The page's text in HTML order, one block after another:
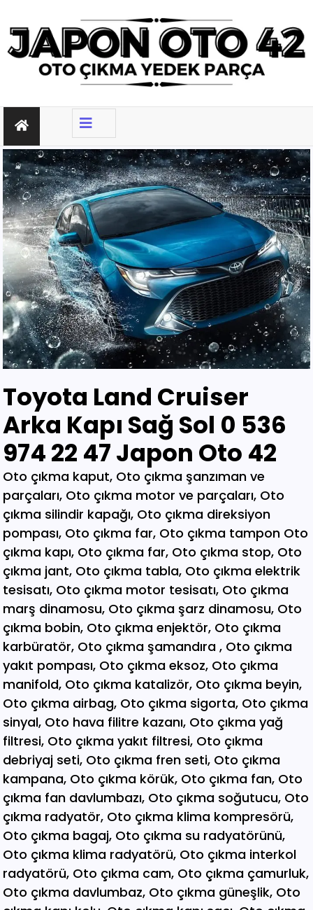
Toyota Land Cruiser
Arka Kapı Sağ Sol 0 536
974 22 47 Japon Oto 42
Oto çıkma kaput, Oto çıkma şanzıman ve parçaları, Oto çıkma motor ve parçaları, Oto çıkma silindir kapağı, Oto çıkma direksiyon pompası, Oto çıkma far, Oto çıkma tampon Oto çıkma kapı, Oto çıkma far, Oto çıkma stop, Oto çıkma jant, Oto çıkma tabla, Oto çıkma elektrik tesisatı, Oto çıkma motor tesisatı, Oto çıkma marş dinamosu, Oto çıkma şarz dinamosu, Oto çıkma bobin, Oto çıkma enjektör, Oto çıkma karbüratör, Oto çıkma şamandıra , Oto çıkma yakıt pompası, Oto çıkma eksoz, Oto çıkma manifold, Oto çıkma katalizör, Oto çıkma beyin, Oto çıkma airbag, Oto çıkma sigorta, Oto çıkma sinyal, Oto hava filitre kazanı, Oto çıkma yağ filtresi, Oto çıkma yakıt filtresi, Oto çıkma debriyaj seti, Oto çıkma fren seti, Oto çıkma kampana, Oto çıkma körük, Oto çıkma fan, Oto çıkma fan davlumbazı, Oto çıkma soğutucu, Oto çıkma radyatör, Oto çıkma klima kompresörü, Oto çıkma bagaj, Oto çıkma su radyatörünü, Oto çıkma klima radyatörü, Oto çıkma interkol radyatörü, Oto çıkma cam, Oto çıkma çamurluk, Oto çıkma davlumbaz, Oto çıkma güneşlik, Oto çıkma kapı kolu, Oto çıkma kapı saçı, Oto çıkma karter, Oto kesme marşpiyel, Oto çıkma panel, Oto çıkma panjur , Oto çıkma sunroof, Oto çıkma arka tampon, Oto çıkma ön tampon, Oto çıkma ayna, Oto çıkma amartisör, Oto çıkma el freni, Oto çıkma el fren tabancası, Oto çıkma direksiyon simidi, Oto çıkma koltuk, Oto çıkma vites topuzu, Oto çıkma göğüs, Oto çıkma torpido, Oto çıkma kilometre saati, Oto çıkma dingil, Oto çıkma blok, Oto çıkma motor bloğu, Oto çıkma krank, Oto çıkma eksantrik mili, Oto çıkma gaz kelebeği, Oto çıkma kompresör, Oto çıkma mafsal, Oto çıkma motor kulağı, Oto çıkma motor, Oto çıkma piston kolu, Oto çıkma segman, Oto çıkma rulman, Oto çıkma turbo, Oto çıkma yağ pompası, Oto çıkma şanzıman dişlisi, Oto çıkma mafsal, Oto çıkma sekromenç, Oto çıkma türbin, Oto çıkma volant, Oto çıkma aks, Oto çıkma akis, Oto çıkma direksiyon kutusu, Oto çıkma direksiyon mili, Oto çıkma helezyon yayı, Oto çıkma körük, Oto çıkma porya, Oto çıkma sis çerçevesi, Oto çıkma kapı menteşesi, Oto çıkma sis farı, Oto çıkma difaransiyel, Oto çıkma traves, Oto çıkma cam motoru, Oto çıkma sinyal, Oto çıkma cam düğmesi, Oto çıkma kapı döşemesi, Oto çıkma cam kirkosu, Oto çıkma kalorifer kutusu, Oto çıkma beşik, Oto çıkma filtre, Oto çıkma konsül, Oto çıkma tampon demiri, Oto çıkma kapı kilidi, Oto çıkma motor takozu, Oto çıkma kampana, Oto çıkma gösterge paneli, Oto çıkma taşıyıcı, Oto kesme tavan, Oto kesme marşpiyel, Oto kesme çamurluk, Oto kesme yarım arka, Oto çıkma hava akış metresi, Oto çıkma vestenhaouse, Oto çıkma vestibhouse, Oto çıkma park sensörü Oto çıkma kapı fitilleri, Oto çıkma cam düğmesi, Oto çıkma motor takozu, Oto çıkma vites topuzu, Oto çıkma far beyni, Oto çıkma motor beyni, Oto çıkma airbag beyni, Oto çıkma abs beyni, Oto çıkma şanzıman beyni, Oto parça, Oto çıkma yedek parça, Oto oto yedek parça, Oto sigorta kutusu, Oto çıkma su bidonu, Oto çıkma teyp, Oto çıkma cd çalar, Oto çıkma rölanti ayarlayıcı, Oto çıkma kolon kilidi, Oto çıkma kapı kilidi, Oto çıkma kapı iç açma kolu, Oto çıkma kapı çıtası, Oto çıkma tavan çıtası, Oto çıkma krank kasnağı, Oto çıkma eksantrik kasnağı, Oto çıkma alt travers, Oto çıkma arka dingil, Oto çıkma fren merkezi, Oto çıkma imop kutus, Oto çıkma sigorta tablası, Oto çıkma klima ekranı, Oto çıkma vakum, Oto çıkma orta havalandırma, Oto çıkma radyo ekranı, Oto çıkma yağ pompası, Oto çıkma şanzıman kulağı, Oto çıkma debriyaj bilyası, Oto çıkma direksiyon spotu, Oto çıkma direksiyon sargısı, Oto çıkma airbag sargısı, Oto çıkma tesisat kablosu, Oto çıkma klima paneli, Oto çıkma ön kapı, Oto çıkma arka kapı, Oto çıkma baskı balata, Oto çıkma volant, Oto çıkma yedek parça, Oto çıkma parça, Oto oto yedek parça, Oto parça, Çıkma parça, Oto çıkma parçaları, Çıkma parçaları, Oto yedek parça, Oto çıkma şanzıman, Oto çıkma hoparlör, Oto çıkma fren vakum, Oto çıkma map sensösrü, Oto çıkma cam silgi motoru, Oto çıkma cam silgi kolu, Oto çıkma flaşö, Oto çıkma vites levyesi, Oto çıkma turbo basınç Oto çıkma vestinghouse, Oto çıkma gaz pedalı, Oto çıkma su bidonu, Oto çıkma ganister, Oto çıkma tampon braketi, Oto çıkma çamurluk davlumbazı, Oto çıkma el fren teli, Oto çıkma şarj dinamosu, Oto çıkma biel kolu, Oto çıkma hava akış metresi, Oto çıkma eksoz sondası, Oto çıkma emme manifoldu, Oto çıkma fincan, Oto çıkma itici horozlar, Oto çıkma piyano mili, Oto çıkma vites halatı, Oto çıkma tavan döşemesi, Oto çıkma sanroof düğmesi, Oto çıkma sanroof camı, Oto çıkma tavan anteni, Oto çıkma kapı bantları, Oto çıkma kapı soketi, Oto çıkma kapı tesisatı, Oto çıkma koltuk ayar düğmesi, Oto çıkma kapı rayı, Oto çıkma şanzıman dişlisi, Oto çıkma reyil borusu, Oto çıkma buji kablosu, Oto çıkma yağ çubuğu, Oto çıkma distribitör kapağı, Oto çıkma termostat, Oto çıkma map sensörü, Oto çıkma motor kaputu, Oto çıkma kapı nikelajı, Oto çıkma tampon nikelajı, Oto çıkma fren disk, Oto çıkma debriyaj rulmanı, Oto çıkma karbüratör, Oto çıkma eksoz takozu, Oto çıkma körük, Oto çıkma cam su deposu, Oto çıkma genleşme kavanozu, Oto çıkma süspansiyon, Oto çıkma devirdaim hortumu, Oto çıkma travers, Oto çıkma yedek su deposu, Oto çıkma emme manifolt, Oto çıkma kaset çalar, Oto çıkma kapı bandı, Oto çıkma eksantrik horuzu, Oto çıkma xenon far beyni, Oto çıkma tampon ızgarası, Oto çıkma cd çalar, Oto çıkma yakıt deposu, Oto çıkma tampon kaplaması, Oto çıkma kaput mandalı, Oto çıkma el fren düğmesi, Oto çıkma dikiz aynası, Oto çıkma yarım motor, Oto çıkma turbo borusu, Oto çıkma dış ayna, Oto çıkma iç ayna, Oto çıkma tozluk kapağı, Oto çıkma tampon alt bagaliti, Oto çıkma toz kapağı, Oto çıkma parça ankara, Oto çıkma parça İstanbul, Oto çıkma parça adana, Oto çıkma parça elağzı, Oto çıkma parça izmir, Oto çıkma parça bursa, Oto çıkma parça Eskişehir, Oto çıkma parça kayseri, Oto çıkma parça Diyarbakır, Oto çıkma parça Şanlıurfa, Oto çıkma parça,Gaziantep Oto çıkma parça ağrı, Oto çıkma parça konya, Oto çıkma parça Yozgat, Oto çıkma parça Nevşehir, Oto çıkma parça Niğde, Oto çıkma parça Antaly, Oto çıkma parça malatya, Oto çıkma parça mardin, Oto çıkma parça van, Oto çıkma parça hakkari, Oto çıkma parça,Erzurum Oto çıkma parça sivas, Oto çıkma parça Trabzon, Oto çıkma parça çorum, Oto çıkma parça samsun, Oto çıkma parça bolu, Oto çıkma parça afyon, Oto parça, Oto yedek parça, Oto oto yedek parça, Oto parçaları, Oto çıkmacı,yıldız sanayi sitesi ostim,otomobil yedek parça, çıkma parça oto yedek parça, Oto çıkma parça Oto parça, Oto çıkma parça , çıkma Oto parça,Adana Oto Çıkma Parça , Adıyaman Oto Çıkma Parça Afyon Oto Çıkma Parça Ağrı Oto Çıkma Parça Aksaray Oto Çıkma Parça Amasya Oto Çıkma Parça Ankara Oto Çıkma Parça Antalya Oto Çıkma Parça Ardahan Oto Çıkma Parça Artvin Oto Çıkma Parça Aydın Oto Çıkma Parça Balıkesir Oto Çıkma Parça Bartın Oto Çıkma Parça Batman Oto Çıkma Parça Bayburt Oto Çıkma Parça Bilecik Oto Çıkma Parça Bingöl Oto Çıkma Parça Bitlis Oto Çıkma Parça Bolu Oto Çıkma Parça Bursa Oto Çıkma Parça Çanakkale Oto Çıkma Parça Çankırı Oto Çıkma Parça Çorum Oto Çıkma Parça Denizli Oto Çıkma Parça Diyarbakır Oto Çıkma Parça Düzce Oto Çıkma Parça Edirne Oto Çıkma Parça Elazığ Oto Çıkma Parça Erzincan Oto Çıkma Parça Erzurum Oto Çıkma Parça Eskişehir Oto Çıkma Parça Gaziantep Oto Çıkma Parça Giresun Oto Çıkma Parça Gümüşhane Oto Çıkma Parça Hakkari Oto Çıkma Parça Hatay Oto Çıkma Parça Iğdır Oto Çıkma Parça Isparta Oto Çıkma Parça İstanbul Oto Çıkma Parça İzmir Oto Çıkma Parça Kahramanmaraş Oto Çıkma Karabük Oto Çıkma Parça Karaman Oto Çıkma Parça Kars Oto Çıkma Parça Kastamonu Oto Çıkma Parça Kayseri Oto Çıkma Parça Kilis Oto Çıkma Parça Kırıkkale Oto Çıkma Parça Kırklareli Oto Çıkma Parça Kırşehir Oto Çıkma Parça Kocaeli Oto Çıkma Parça Konya Oto Çıkma Parça Kütahya Oto Çıkma Parça Malatya Oto Çıkma Parça Manisa Yedek Parça Mardin Oto Çıkma Parça Mersin Oto Çıkma Parça Muğla Oto Çıkma Parça Nevşehir Oto Çıkma Parça Niğde Oto Çıkma Parça Ordu Oto Çıkma Parça Osmaniye Oto Çıkma Parça Rize Oto Çıkma Parça Sakarya Oto Çıkma Parça Samsun Oto Çıkma Parça Şanlıurfa Oto Çıkma Parça Siirt Oto Çıkma Parça Sinop Oto Çıkma Parça Şırnak Oto Çıkma Parça Sivas Oto Çıkma Parça Oto Çıkma Parça Tekirdağ Oto Çıkma Parça Tokat Oto Çıkma Parça Trabzon Oto Çıkma Parça Tunceli Oto Çıkma Parça Uşak Oto Çıkma Parça Van Oto Çıkma Parça Yalova Oto Çıkma Parça Yozgat Oto Çıkma Parça Zonguldak Oto Çıkma Parça Online Oto Çıkma Parça Düzce Oto Çıkma Parça Osmaniye Oto Çıkma Parça Kilis Oto Çıkma Parça Karabük Oto Çıkma Parça Yalova Oto Çıkma Parça Iğdır Oto Çıkma Parça Ardahan Oto Çıkma Parça Bartın Oto Çıkma Parça Şırnak Oto Çıkma Parça Adana Oto Çıkma yedek Parça Adıyaman Oto Çıkma yedek Afyon Oto Çıkma yedek Parça Ağrı Oto Çıkma yedek Parça Aksaray Oto Çıkma yedek Parça Amasya Oto Çıkma yedek Parça Ankara Oto Çıkma yedek Parça Antalya Oto Çıkma yedek Parça Ardahan Oto Çıkma yedek Parça Artvin Oto Çıkma yedek Parça Aydın Oto Çıkma yedek Parça Balıkesir Oto Çıkma yedek Parça Bartın Oto Çıkma yedek Parça Batman Oto Çıkma yedek Parça Bayburt Oto Çıkma yedek Parça Bilecik Oto Çıkma yedek Parça Bingöl Oto Çıkma yedek Parça Bitlis Oto Çıkma yedek Parça Bolu Oto Çıkma yedek Parça Bursa Oto Çıkma yedek Parça Çanakkale Oto Çıkma yedek Çankırı Oto Çıkma yedek Parça Çorum Oto Çıkma yedek Parça Denizli Oto Çıkma yedek Parça Diyarbakır Oto Çıkma yedek Düzce Oto Çıkma yedek Parça Edirne Oto Çıkma yedek Parça Elazığ Oto Çıkma yedek Parça Erzincan Oto Çıkma yedek Parça Erzurum Oto Çıkma yedek Parça Eskişehir Oto Çıkma yedek Parça Gaziantep Oto Çıkma yedek Giresun Oto Çıkma yedek Parça Gümüşhane Oto Çıkma yedek Hakkari Oto Çıkma yedek Parça Hatay Oto Çıkma yedek Parça Iğdır Oto Çıkma yedek Parça Isparta Oto Çıkma yedek Parça İstanbul Oto Çıkma yedek Parça İzmir Oto Çıkma yedek Parça Kahramanmaraş Oto Çıkma Karabük Oto Çıkma yedek Parça Karaman Oto Çıkma yedek Parça Kars Oto Çıkma yedek Parça Kastamonu Oto Çıkma yedek Kayseri Oto Çıkma yedek Parça Kilis Oto Çıkma yedek Parça Oto Çıkma Şarj Dinamosu, Oto Çıkma Taban Döşemeleri, Tekirdağ O